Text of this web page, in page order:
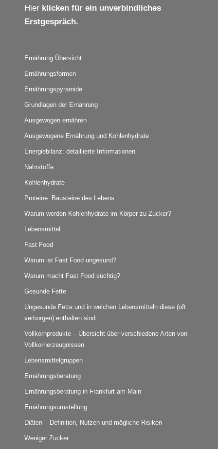
Hier klicken für ein unverbindliches
Erstgespräch.
Ernährung Übersicht
Ernährungsformen
Ernährungspyramide
Grundlagen der Ernährung
Ausgewogen ernähren
Ausgewogene Ernährung und Kohlenhydrate
Energiebilanz: detaillierte Informationen
Nährstoffe
Kohlenhydrate
Proteine: Bausteine des Lebens
Warum werden Kohlenhydrate im Körper zu Zucker?
Lebensmittel
Fast Food
Warum ist Fast Food ungesund?
Warum macht Fast Food süchtig?
Gesunde Fette
Ungesunde Fette und in welchen Lebensmitteln diese (oft
verborgen) enthalten sind
Vollkornprodukte – Übersicht über verschiedene Arten von
Vollkornerzeugnissen
Lebensmittelgruppen
Ernährungsberatung
Ernährungsberatung in Frankfurt am Main
Ernährungsumstellung
Diäten – Definition, Nutzen und mögliche Risiken
Weniger Zucker